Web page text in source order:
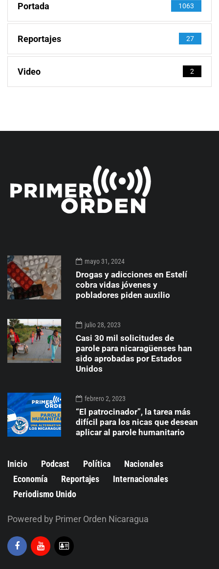
Portada 1063
Reportajes 27
Video 2
mayo 31, 2024
Drogas y adicciones en Estelí
cobra vidas jóvenes y
pobladores piden auxilio
julio 28, 2023
Casi 30 mil solicitudes de
parole para nicaragüenses han
sido aprobadas por Estados
Unidos
febrero 2, 2023
“El patrocinador”, la tarea más
difícil para los nicas que desean
aplicar al parole humanitario
Inicio Podcast Política
Nacionales
Economía
Reportajes
Internacionales
Periodismo Unido
Powered by Primer Orden Nicaragua